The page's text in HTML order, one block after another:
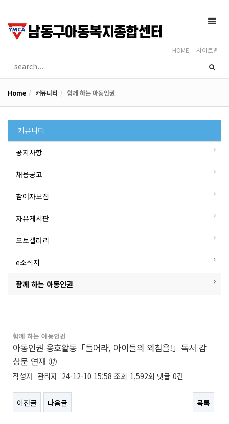
HOME 사이트맵
Home 커뮤니티 함께 하는 아동인권
커뮤니티
공지사항
채용공고
참여자모집
자유게시판
포토갤러리
e소식지
함께 하는 아동인권
함께 하는 아동인권
아동인권 옹호활동「들어라, 아이들의 외침을!」독서 감
상문 연재 ⑰
작성자 관리자 24-12-10 15:58 조회 1,592회 댓글 0건
이전글 다음글 목록